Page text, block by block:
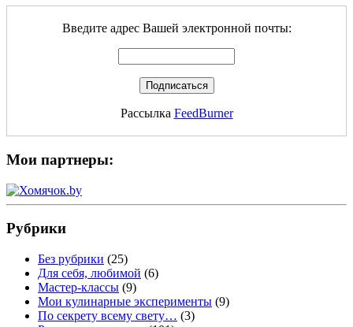
Введите адрес Вашей электронной почты:
Рассылка FeedBurner
Мои партнеры:
Рубрики
Без рубрики (25)
Для себя, любимой (6)
Мастер-классы (9)
Мои кулинарные эксперименты (9)
По секрету всему свету… (3)